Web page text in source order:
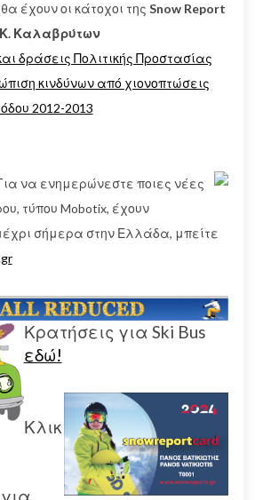
έχουν οι κάτοχοι της Snow Report
Καλαβρύτων
δράσεις Πολιτικής Προστασίας
κινδύνων από χιονοπτώσεις
2012-2013
να ενημερώνεστε ποιες νέες
τύπου Mobotix, έχουν
σήμερα στην Ελλάδα, μπείτε
Κρατήσεις για Ski Bus
εδώ!
Κλικ